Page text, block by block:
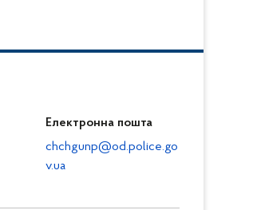
Електронна пошта
chchgunp@od.police.go
v.ua